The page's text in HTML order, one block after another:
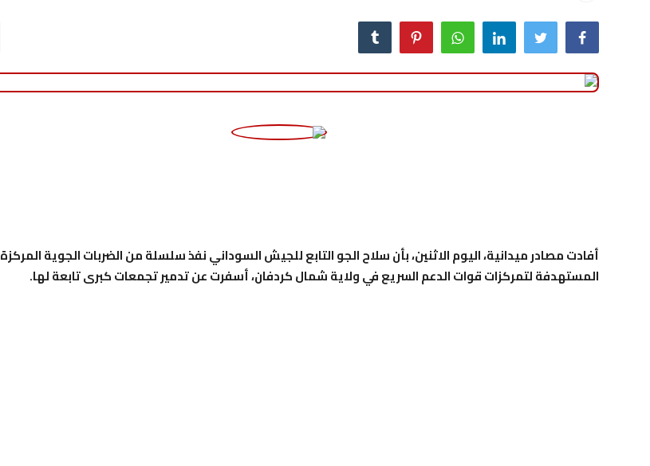
حوادث وقضايا
أفادت مصادر ميدانية، اليوم الاثنين، بأن سلاح الجو التابع للجيش السوداني نفذ سلسلة من الضربات الجوية المركزة
المستهدفة لتمركزات قوات الدعم السريع في ولاية شمال كردفان، أسفرت عن تدمير تجمعات كبرى تابعة لها.